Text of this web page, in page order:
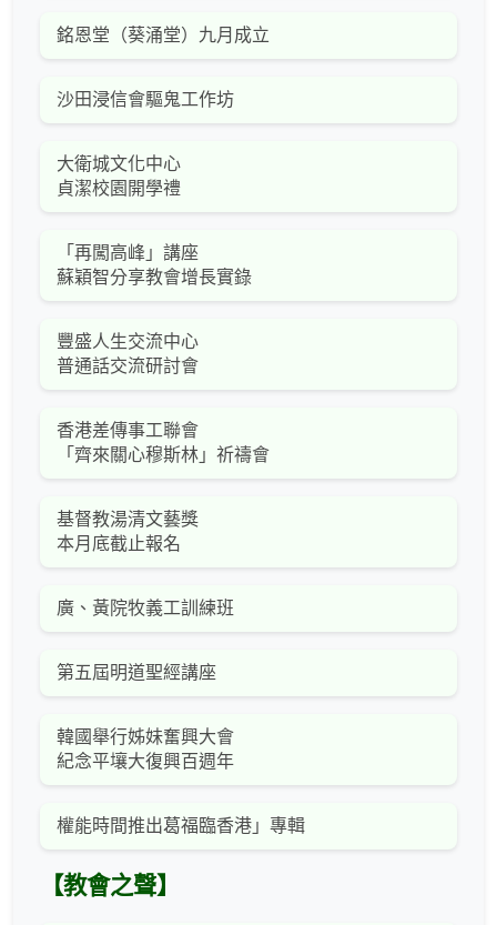
銘恩堂（葵涌堂）九月成立
沙田浸信會驅鬼工作坊
大衛城文化中心
貞潔校園開學禮
「再闖高峰」講座
蘇穎智分享教會增長實錄
豐盛人生交流中心
普通話交流研討會
香港差傳事工聯會
「齊來關心穆斯林」祈禱會
基督教湯清文藝獎
本月底截止報名
廣、黃院牧義工訓練班
第五屆明道聖經講座
韓國舉行姊妹奮興大會
紀念平壤大復興百週年
權能時間推出葛福臨香港」專輯
【教會之聲】